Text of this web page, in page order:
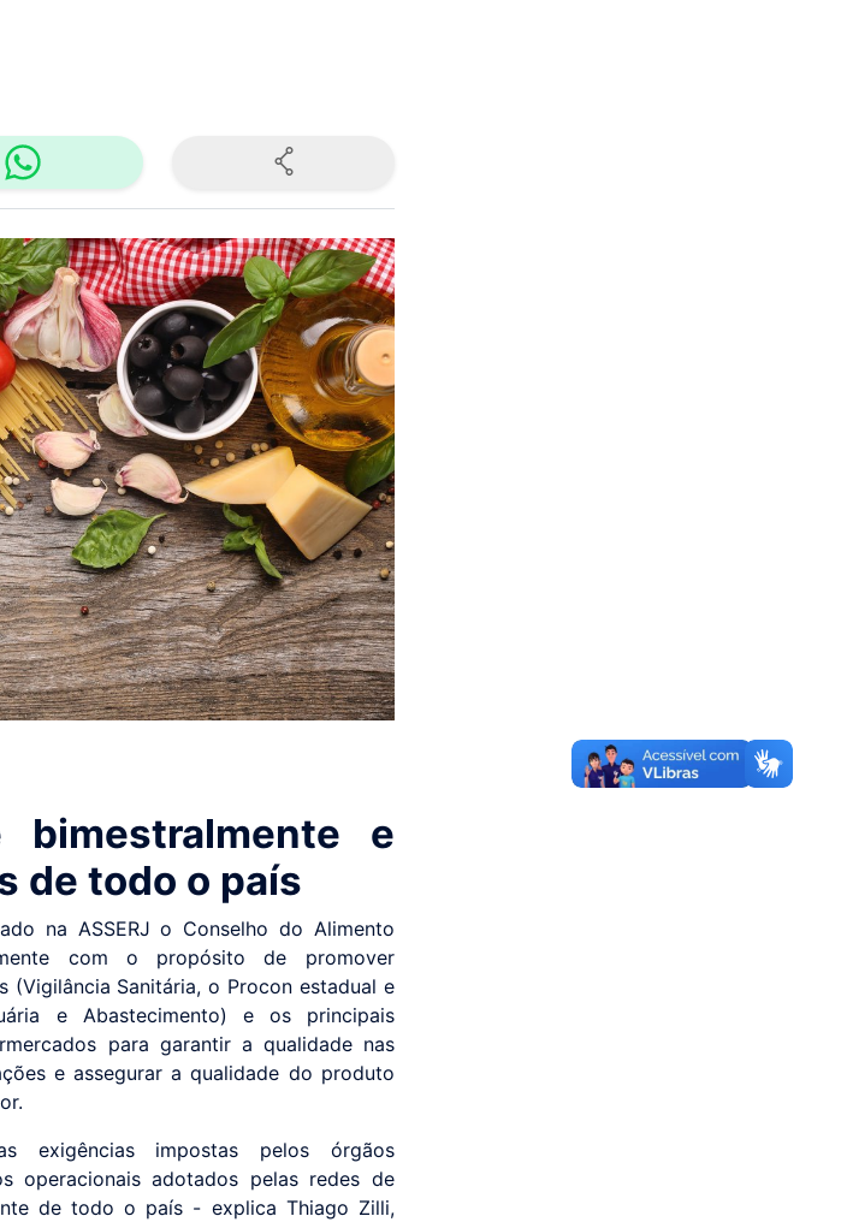
e
de todo o país
na ASSERJ o Conselho do Alimento
com o propósito de promover
(Vigilância Sanitária, o Procon estadual e
e Abastecimento) e os principais
para garantir a qualidade nas
e assegurar a qualidade do produto
exigências impostas pelos órgãos
operacionais adotados pelas redes de
de todo o país - explica Thiago Zilli,